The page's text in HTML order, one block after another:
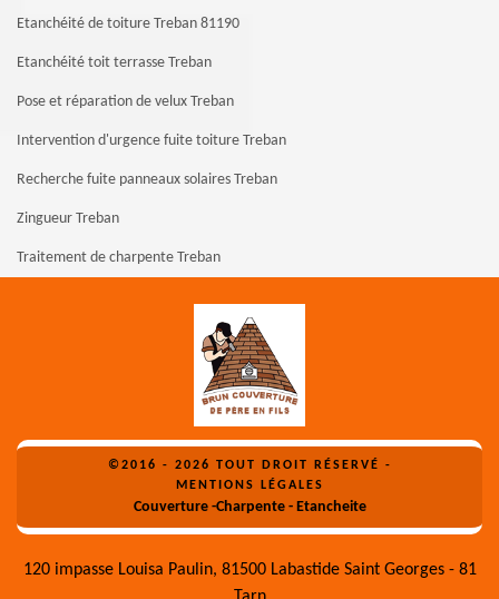
Etanchéité de toiture Treban 81190
Etanchéité toit terrasse Treban
Pose et réparation de velux Treban
Intervention d'urgence fuite toiture Treban
Recherche fuite panneaux solaires Treban
Zingueur Treban
Traitement de charpente Treban
©2016 - 2026 TOUT DROIT RÉSERVÉ -
MENTIONS LÉGALES
Couverture -Charpente - Etancheite
120 impasse Louisa Paulin, 81500 Labastide Saint Georges - 81